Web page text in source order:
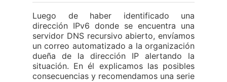
Luego de haber identificado una
dirección IPv6 donde se encuentra una
servidor DNS recursivo abierto, envíamos
un correo automatizado a la organización
dueña de la dirección IP alertando la
situación. En él explicamos las posibles
consecuencias y recomendamos una serie